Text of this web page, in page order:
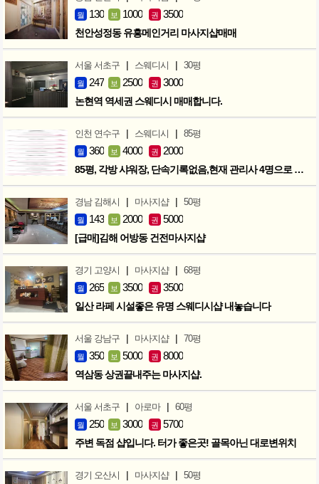
월 130 보 1000 권 3500
천안성정동 유흥메인거리 마사지샵매매
서울 서초구 | 스웨디시 | 30평
월 247 보 2500 권 3000
논현역 역세권 스웨디시 매매합니다.
인천 연수구 | 스웨디시 | 85평
월 360 보 4000 권 2000
85평, 각방 샤워장, 단속기록없음,현재 관리사 4명으로 성업중
경남 김해시 | 마사지샵 | 50평
월 143 보 2000 권 5000
[급매]김해 어방동 건전마사지샵
경기 고양시 | 마사지샵 | 68평
월 265 보 3500 권 3500
일산 라페 시설좋은 유명 스웨디시샵 내놓습니다
서울 강남구 | 마사지샵 | 70평
월 350 보 5000 권 8000
역삼동 상권끝내주는 마사지샵.
서울 서초구 | 아로마 | 60평
월 250 보 3000 권 5700
주변 독점 샵입니다. 터가 좋은곳! 골목아닌 대로변위치
경기 오산시 | 마사지샵 | 50평